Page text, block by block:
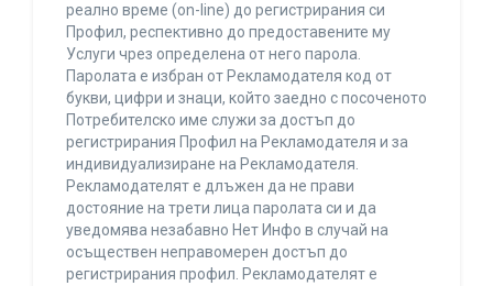
реално време (on-line) до регистрирания си
Профил, респективно до предоставените му
Услуги чрез определена от него парола.
Паролата е избран от Рекламодателя код от
букви, цифри и знаци, който заедно с посоченото
Потребителско име служи за достъп до
регистрирания Профил на Рекламодателя и за
индивидуализиране на Рекламодателя.
Рекламодателят е длъжен да не прави
достояние на трети лица паролата си и да
уведомява незабавно Нет Инфо в случай на
осъществен неправомерен достъп до
регистрирания профил. Рекламодателят е